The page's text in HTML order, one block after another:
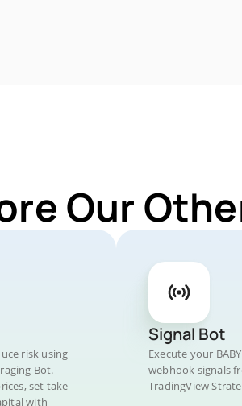
Our
risk using
Bot.
set take
with
Signal Bot
Execute your
webhook signals
TradingView